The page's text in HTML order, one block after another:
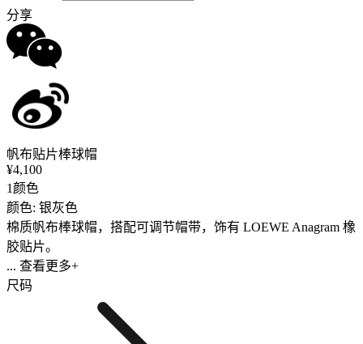
分享
帆布贴片棒球帽
¥4,100
1颜色
颜色: 银灰色
棉质帆布棒球帽，搭配可调节帽带，饰有 LOEWE Anagram 橡
胶贴片。
... 查看更多+
尺码